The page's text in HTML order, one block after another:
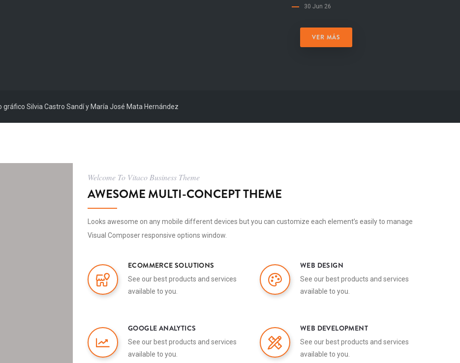
30 Jun 26
VER MÁS
Silvia Castro Sandí y María José Mata Hernández
Welcome To Vitaco Business Theme
AWESOME MULTI-CONCEPT THEME
Looks awesome on any mobile different devices but you can customize each element’s easily to manage
Visual Composer responsive options window.
ECOMMERCE SOLUTIONS
See our best products and services
available to you.
WEB DESIGN
See our best products and services
available to you.
GOOGLE ANALYTICS
See our best products and services
available to you.
WEB DEVELOPMENT
See our best products and services
available to you.